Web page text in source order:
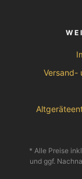
Versand-
* Alle Preise
und ggf.